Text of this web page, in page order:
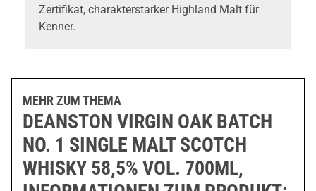
Zertifikat, charakterstarker Highland Malt für
Kenner.
MEHR ZUM THEMA
DEANSTON VIRGIN OAK BATCH
NO. 1 SINGLE MALT SCOTCH
WHISKY 58,5% VOL. 700ML,